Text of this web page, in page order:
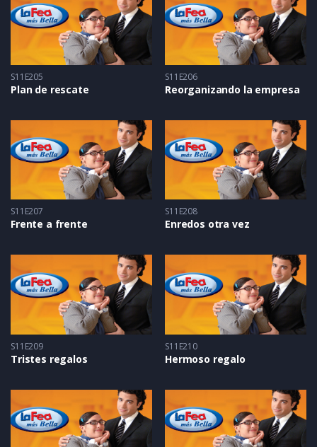
S11E205
Plan de rescate
S11E206
Reorganizando la empresa
S11E207
Frente a frente
S11E208
Enredos otra vez
S11E209
Tristes regalos
S11E210
Hermoso regalo